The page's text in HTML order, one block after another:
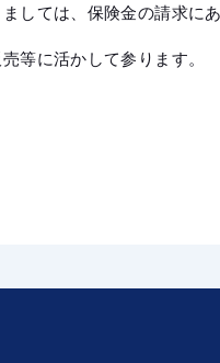
ては、保険金の請求に
等に活かして参ります。